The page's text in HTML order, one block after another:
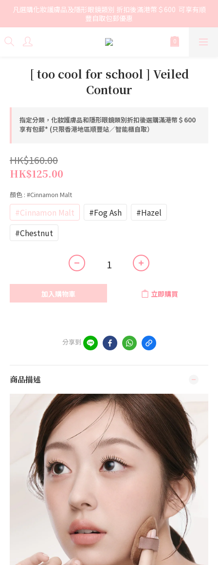
凡選購化妝護膚品及隱形眼鏡類別 折扣後滿港幣＄600  可享有順
豐自取包郵優惠
[ too cool for school ] Veiled
Contour
指定分類，化妝護膚品和隱形眼鏡類別折扣後選購滿港幣＄600
享有包郵* (只限香港地區順豐站／智能櫃自取）
HK$160.00
HK$125.00
顏色 : #Cinnamon Malt
#Cinnamon Malt #Fog Ash
#Hazel
#Chestnut
加入購物車 立即購買
分享到
商品描述